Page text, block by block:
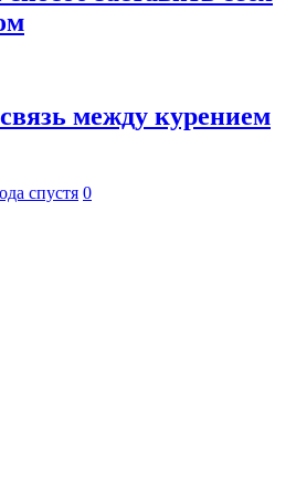
между курением
спустя 0